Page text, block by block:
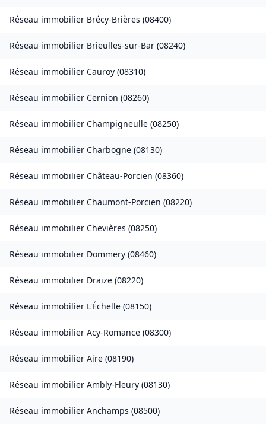
Réseau immobilier Brécy-Brières (08400)
Réseau immobilier Brieulles-sur-Bar (08240)
Réseau immobilier Cauroy (08310)
Réseau immobilier Cernion (08260)
Réseau immobilier Champigneulle (08250)
Réseau immobilier Charbogne (08130)
Réseau immobilier Château-Porcien (08360)
Réseau immobilier Chaumont-Porcien (08220)
Réseau immobilier Chevières (08250)
Réseau immobilier Dommery (08460)
Réseau immobilier Draize (08220)
Réseau immobilier L'Échelle (08150)
Réseau immobilier Acy-Romance (08300)
Réseau immobilier Aire (08190)
Réseau immobilier Ambly-Fleury (08130)
Réseau immobilier Anchamps (08500)